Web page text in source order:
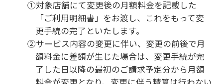
第８条（お客様情報の変更）
１．お客様がご入会時に届け出た「住所」「氏名」
「電話番号」「クレジットカード情報」等に変
更が生じた場合は、速やかに当社所定の方法に
より当社に届け出ていただきます。
第９条（本サービスの一時停止）